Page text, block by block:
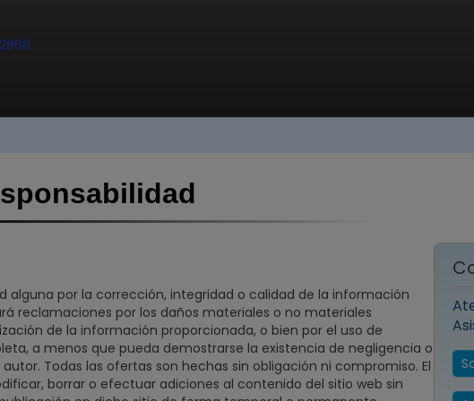
alguna por la corrección, integridad o calidad de la información
reclamaciones por los daños materiales o no materiales
de la información proporcionada, o bien por el uso de
a menos que pueda demostrarse la existencia de negligencia o
Todas las ofertas son hechas sin obligación ni compromiso. El
borrar o efectuar adiciones al contenido del sitio web sin